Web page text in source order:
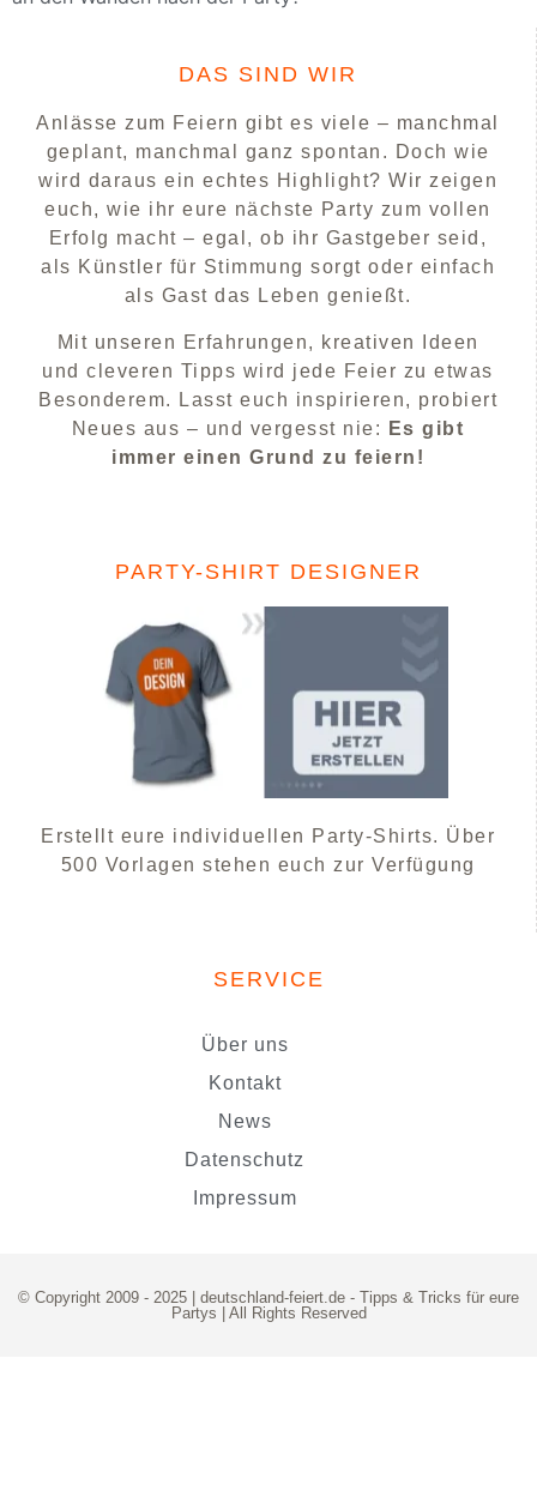
DAS SIND WIR
Anlässe zum Feiern gibt es viele – manchmal
geplant, manchmal ganz spontan. Doch wie
wird daraus ein echtes Highlight? Wir zeigen
euch, wie ihr eure nächste Party zum vollen
Erfolg macht – egal, ob ihr Gastgeber seid,
als Künstler für Stimmung sorgt oder einfach
als Gast das Leben genießt.
Mit unseren Erfahrungen, kreativen Ideen
und cleveren Tipps wird jede Feier zu etwas
Besonderem. Lasst euch inspirieren, probiert
Neues aus – und vergesst nie:
Es gibt
immer einen Grund zu feiern!
PARTY-SHIRT DESIGNER
Erstellt eure individuellen Party-Shirts. Über
500 Vorlagen stehen euch zur Verfügung
SERVICE
Über uns
Kontakt
News
Datenschutz
Impressum
© Copyright 2009 - 2025 | deutschland-feiert.de - Tipps & Tricks für eure
Partys | All Rights Reserved